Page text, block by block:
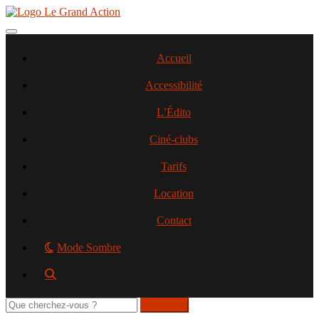
Aller
contenu
Toggle navigation
Accueil
Accessibilité
L’Édito
Ciné-clubs
Tarifs
Location
Contact
Mode Sombre
Rechercher
sur